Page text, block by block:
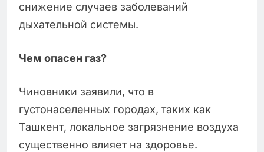
снижение случаев заболеваний
дыхательной системы.
Чем опасен газ?
Чиновники заявили, что в
густонаселенных городах, таких как
Ташкент, локальное загрязнение воздуха
существенно влияет на здоровье.